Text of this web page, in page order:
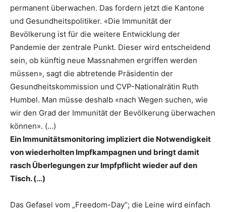
permanent überwachen. Das fordern jetzt die Kantone
und Gesundheitspolitiker. «Die Immunität der
Bevölkerung ist für die weitere Entwicklung der
Pandemie der zentrale Punkt. Dieser wird entscheidend
sein, ob künftig neue Massnahmen ergriffen werden
müssen», sagt die abtretende Präsidentin der
Gesundheitskommission und CVP-Nationalrätin Ruth
Humbel. Man müsse deshalb «nach Wegen suchen, wie
wir den Grad der Immunität der Bevölkerung überwachen
können». (…)
Ein Immunitätsmonitoring impliziert die Notwendigkeit
von wiederholten Impfkampagnen und bringt damit
rasch Überlegungen zur Impfpflicht wieder auf den
Tisch. (…)
Das Gefasel vom „Freedom-Day“; die Leine wird einfach